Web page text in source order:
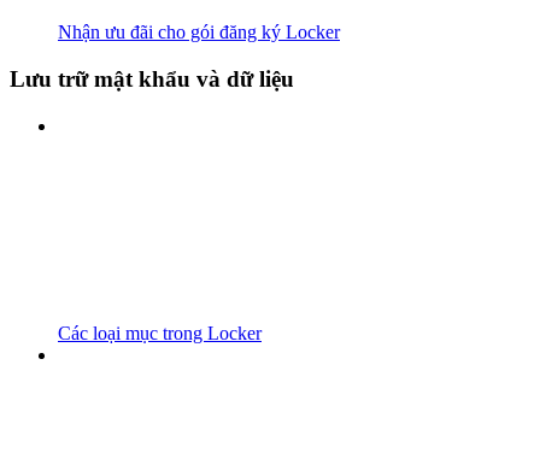
Nhận ưu đãi cho gói đăng ký Locker
Lưu trữ mật khẩu và dữ liệu
Các loại mục trong Locker